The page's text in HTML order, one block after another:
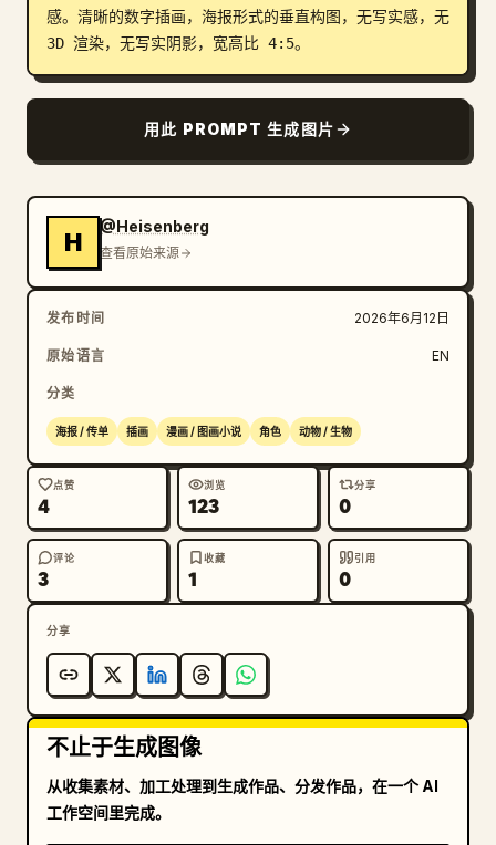
感。清晰的数字插画，海报形式的垂直构图，无写实感，无
3D 渲染，无写实阴影，宽高比 4:5。
用此 PROMPT 生成图片
H
@Heisenberg
查看原始来源
发布时间 2026年6月12日
原始语言 EN
分类
海报 / 传单 插画 漫画 / 图画小说 角色 动物 / 生物
点赞
4
浏览
123
分享
0
评论
3
收藏
1
引用
0
分享
不止于生成图像
从收集素材、加工处理到生成作品、分发作品，在一个 AI
工作空间里完成。